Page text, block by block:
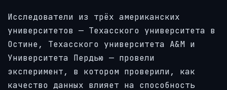
Исследователи из трёх американских
университетов — Техасского университета в
Остине, Техасского университета A&M и
Университета Пердью — провели
эксперимент, в котором проверили, как
качество данных влияет на способность